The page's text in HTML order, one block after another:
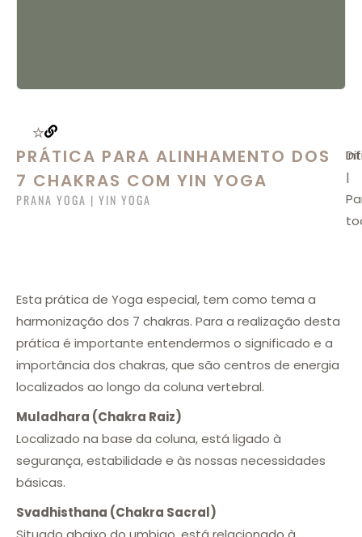
PRÁTICA PARA ALINHAMENTO DOS
7 CHAKRAS COM YIN YOGA
PRANA YOGA | YIN YOGA
|
Esta prática de Yoga especial, tem como tema a
harmonização dos 7 chakras. Para a realização desta
prática é importante entendermos o significado e a
importância dos chakras, que são centros de energia
localizados ao longo da coluna vertebral.
Muladhara (Chakra Raiz)
Localizado na base da coluna, está ligado à
segurança, estabilidade e às nossas necessidades
básicas.
Svadhisthana (Chakra Sacral)